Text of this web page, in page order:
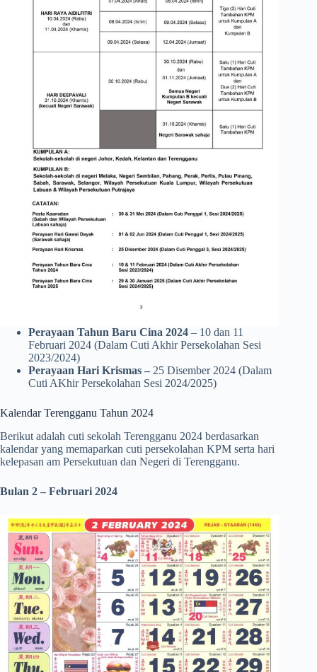
Perayaan Tahun Baru Cina 2024 – 10 dan 11
Februari 2024 (Dalam Cuti Akhir Persekolahan Sesi
2023/2024)
Perayaan Hari Krismas – 25 Disember 2024 (Dalam
Cuti AKhir Persekolahan Sesi 2024/2025)
Kalendar Terengganu Tahun 2024
Berikut adalah cuti sekolah Terengganu 2024 berdasarkan
kalendar yang memaparkan cuti persekolahan KPM serta hari
kelepasan am Persekutuan dan Negeri di Terengganu.
Bulan 2 – Februari 2024